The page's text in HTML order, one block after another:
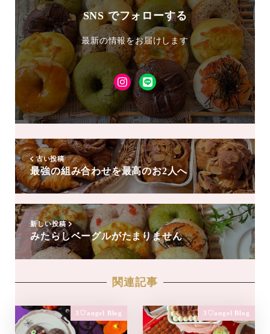
SNS でフォローする
最新の情報をお届けします
Instagram
LINE
友
達
追
加
古い投稿
最強の組み合わせを最高のお2人へ
新しい投稿
みたらしベーグルがたまりません
関連記事
3♡angel Blog 3♡angel Blog